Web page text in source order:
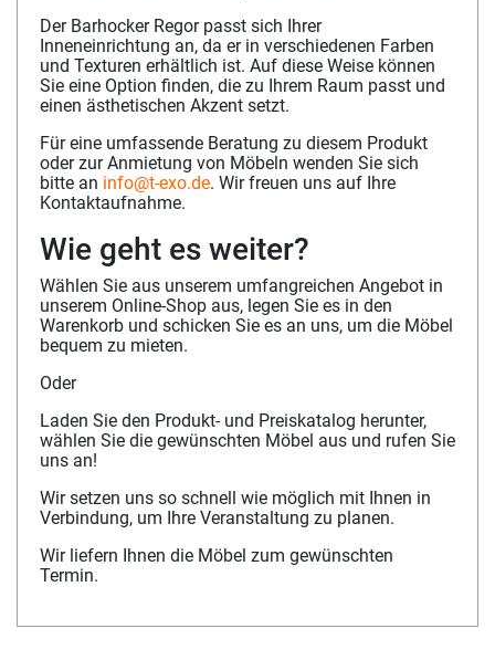
Der Barhocker Regor passt sich Ihrer
Inneneinrichtung an, da er in verschiedenen Farben
und Texturen erhältlich ist. Auf diese Weise können
Sie eine Option finden, die zu Ihrem Raum passt und
einen ästhetischen Akzent setzt.
Für eine umfassende Beratung zu diesem Produkt
oder zur Anmietung von Möbeln wenden Sie sich
bitte an info@t-exo.de. Wir freuen uns auf Ihre
Kontaktaufnahme.
Wie geht es weiter?
Wählen Sie aus unserem umfangreichen Angebot in
unserem Online-Shop aus, legen Sie es in den
Warenkorb und schicken Sie es an uns, um die Möbel
bequem zu mieten.
Oder
Laden Sie den Produkt- und Preiskatalog herunter,
wählen Sie die gewünschten Möbel aus und rufen Sie
uns an!
Wir setzen uns so schnell wie möglich mit Ihnen in
Verbindung, um Ihre Veranstaltung zu planen.
Wir liefern Ihnen die Möbel zum gewünschten
Termin.